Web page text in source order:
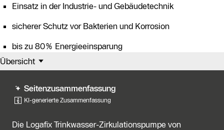
Einsatz in der Industrie- und Gebäudetechnik
sicherer Schutz vor Bakterien und Korrosion
bis zu 80% Energieeinsparung
Übersicht
Seitenzusammenfassung
KI-generierte Zusammenfassung
Die Logafix Trinkwasser-Zirkulationspumpe von